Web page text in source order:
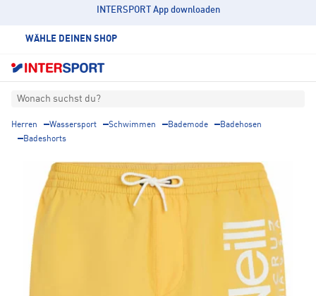
INTERSPORT App downloaden
WÄHLE DEINEN SHOP
Wonach suchst du?
Herren Wassersport Schwimmen Bademode
Badehosen
Badeshorts